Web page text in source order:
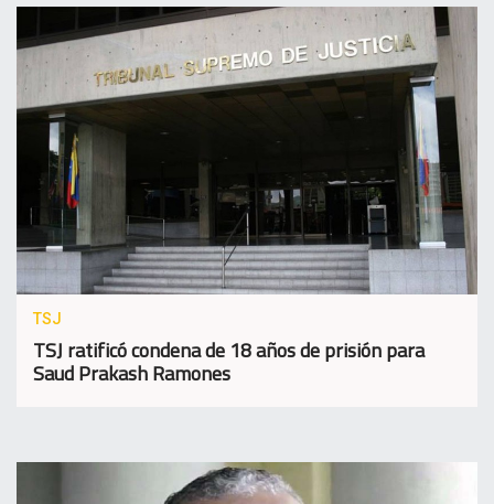
TSJ
TSJ ratificó condena de 18 años de prisión para
Saud Prakash Ramones